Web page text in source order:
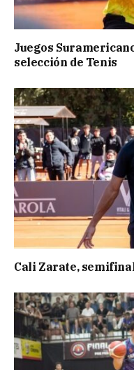
Juegos
selección de Tenis
Cali Zarate,